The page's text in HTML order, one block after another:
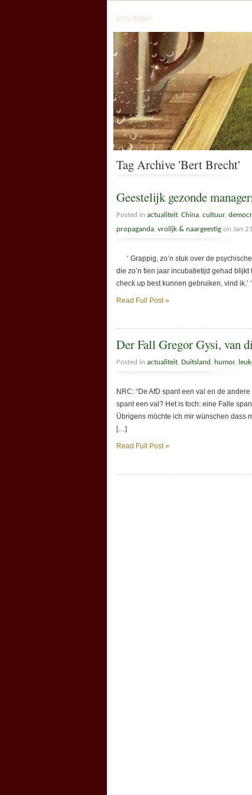
jerry mager
Tag Archive 'Bert Brecht'
Geestelijk gezonde
Posted in actualiteit China cultuur,
propaganda vrolijk & naargeestig on Jan
‘ Grappig, zo’n stuk over de
die zo’n tien jaar incubatietijd gehad
check up best kunnen gebruiken, vind ik.’
Read Full Post »
Der Fall Gregor Gysi, van
Posted in actualiteit Duitsland humor,
NRC: “De AfD spant een val en de
spant een val? Het is toch: eine Falle
Übrigens möchte ich mir wünschen dass
[…]
Read Full Post »